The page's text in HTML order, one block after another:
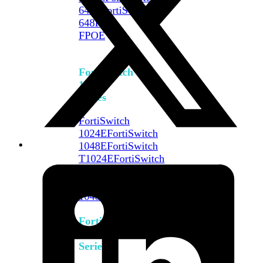
648F
FortiSwitch
648F-
FPOE
FortiSwitch
1000
Series
FortiSwitch
1024EFortiSwitch
1048EFortiSwitch
T1024EFortiSwitch
1048G
FortiSwitch
Series